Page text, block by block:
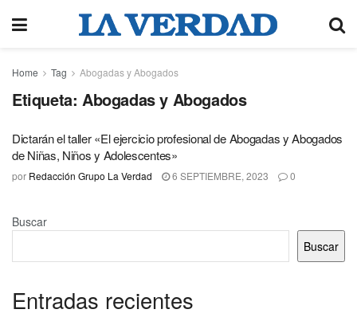
Home Tag Abogadas y Abogados
Etiqueta: Abogadas y Abogados
Dictarán el taller «El ejercicio profesional de Abogadas y Abogados
de Niñas, Niños y Adolescentes»
por Redacción Grupo La Verdad 6 SEPTIEMBRE, 2023 0
Buscar
Buscar
Entradas recientes